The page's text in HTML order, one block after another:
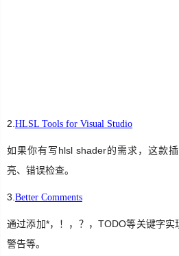
数
Xamarin
误
2. HLSL Tools for Visual Studio
如果你有写hlsl shader的需求，这款
亮、错误检查。
3. Better Comments
通过添加*，！，？，TODO等关键字
警告等。